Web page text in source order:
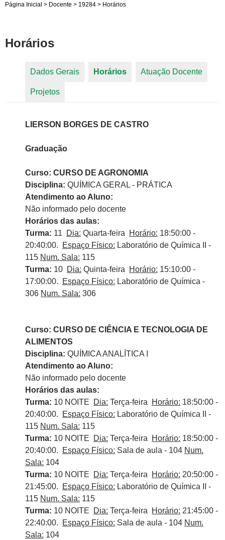
Página Inicial > Docente > 19284 > Horários
Horários
Dados Gerais Horários (aba ativa)
Atuação Docente
Projetos
LIERSON BORGES DE CASTRO
Graduação
Curso: CURSO DE AGRONOMIA
Disciplina: QUÍMICA GERAL - PRÁTICA
Atendimento ao Aluno:
Não informado pelo docente
Horários das aulas:
Turma: 11 Dia: Quarta-feira Horário: 18:50:00 -
20:40:00.
Espaço Físico: Laboratório de Química II -
115 Num. Sala: 115
Turma: 10 Dia: Quinta-feira Horário: 15:10:00 -
17:00:00.
Espaço Físico: Laboratório de Química -
306 Num. Sala: 306
Curso: CURSO DE CIÊNCIA E TECNOLOGIA DE
ALIMENTOS
Disciplina: QUÍMICA ANALÍTICA I
Atendimento ao Aluno:
Não informado pelo docente
Horários das aulas:
Turma: 10 NOITE Dia: Terça-feira Horário: 18:50:00 -
20:40:00.
Espaço Físico: Laboratório de Química II -
115 Num. Sala: 115
Turma: 10 NOITE Dia: Terça-feira Horário: 18:50:00 -
20:40:00.
Espaço Físico: Sala de aula - 104 Num.
Sala: 104
Turma: 10 NOITE Dia: Terça-feira Horário: 20:50:00 -
21:45:00.
Espaço Físico: Laboratório de Química II -
115 Num. Sala: 115
Turma: 10 NOITE Dia: Terça-feira Horário: 21:45:00 -
22:40:00.
Espaço Físico: Sala de aula - 104 Num.
Sala: 104